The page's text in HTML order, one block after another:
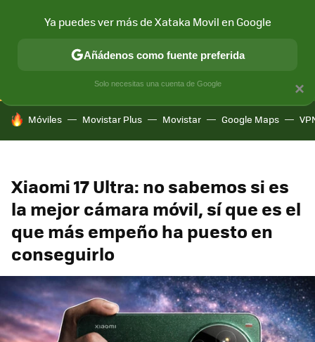
CONECTIVIDAD MÓVIL Y SOCIEDAD APLICACIONES
HOY SE HABLA DE
Móviles Movistar Plus Movistar Google Maps
Xiaomi 17 Ultra: no sabemos si es
la mejor cámara móvil, sí que es el
que más empeño ha puesto en
conseguirlo
×
Ya puedes ver más de Xataka Movil en Google
Añádenos como fuente preferida
Solo necesitas una cuenta de Google